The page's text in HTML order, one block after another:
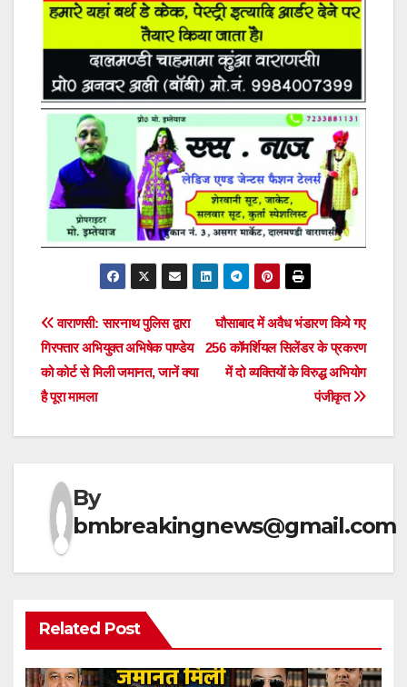
Post
navigation
घौसाबाद में अवैध भंडारण किये गए
256 कॉमर्शियल सिलेंडर के प्रकरण
में दो व्यक्तियों के विरुद्ध अभियोग
पंजीकृत
वाराणसी: सारनाथ पुलिस द्वारा
गिरफ्तार अभियुक्त अभिषेक पाण्डेय
को कोर्ट से मिली जमानत, जानें क्या
है पूरा मामला
By
bmbreakingnews@gmail.com
Related Post